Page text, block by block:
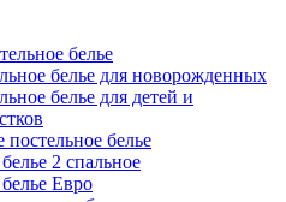
белье
белье для новорожденных
белье для детей и
постельное белье
2 спальное
Евро